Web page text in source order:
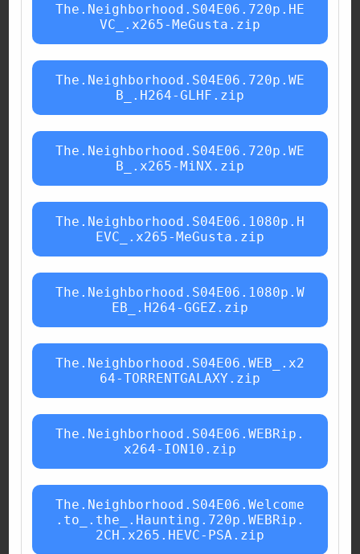
The.Neighborhood.S04E06.720p.HE
VC_.x265-MeGusta.zip
The.Neighborhood.S04E06.720p.WE
B_.H264-GLHF.zip
The.Neighborhood.S04E06.720p.WE
B_.x265-MiNX.zip
The.Neighborhood.S04E06.1080p.H
EVC_.x265-MeGusta.zip
The.Neighborhood.S04E06.1080p.W
EB_.H264-GGEZ.zip
The.Neighborhood.S04E06.WEB_.x2
64-TORRENTGALAXY.zip
The.Neighborhood.S04E06.WEBRip.
x264-ION10.zip
The.Neighborhood.S04E06.Welcome
.to_.the_.Haunting.720p.WEBRip.
2CH.x265.HEVC-PSA.zip